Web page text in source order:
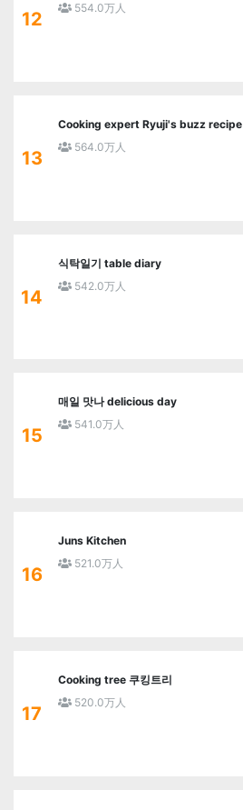
12
554.0万人
13
Cooking expert Ryuji's buzz recipe
564.0万人
14
식탁일기 table diary
542.0万人
15
매일 맛나 delicious day
541.0万人
16
Juns Kitchen
521.0万人
17
Cooking tree 쿠킹트리
520.0万人